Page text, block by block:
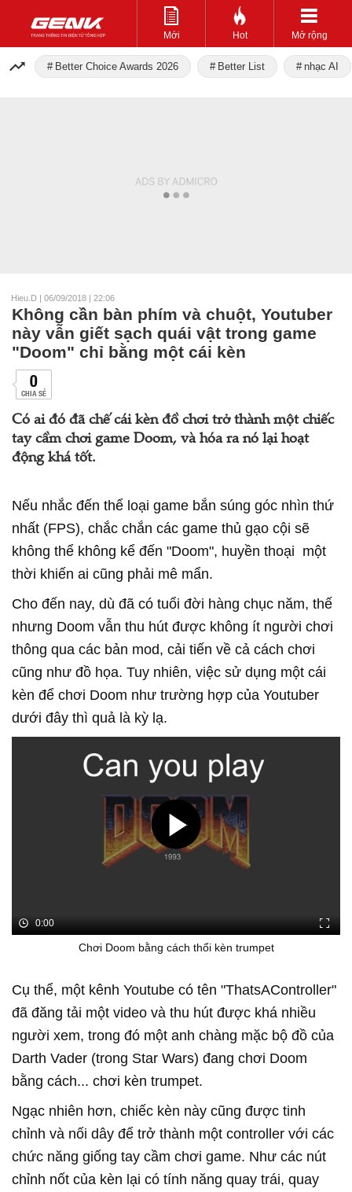
Mới Hot Mở rộng
Better Choice Awards 2026 Better List nhạc AI
Hieu.D | 06/09/2018 | 22:06
Không cần bàn phím và chuột, Youtuber
này vẫn giết sạch quái vật trong game
"Doom" chỉ bằng một cái kèn
0
CHIA SẺ
Có ai đó đã chế cái kèn đồ chơi trở thành một chiếc
tay cầm chơi game Doom, và hóa ra nó lại hoạt
động khá tốt.
Nếu nhắc đến thể loại game bắn súng góc nhìn thứ
nhất (FPS), chắc chắn các game thủ gạo cội sẽ
không thể không kể đến "Doom", huyền thoại một
thời khiến ai cũng phải mê mẩn.
Cho đến nay, dù đã có tuổi đời hàng chục năm, thế
nhưng Doom vẫn thu hút được không ít người chơi
thông qua các bản mod, cải tiến về cả cách chơi
cũng như đồ họa. Tuy nhiên, việc sử dụng một cái
kèn để chơi Doom như trường hợp của Youtuber
dưới đây thì quả là kỳ lạ.
0:00
Chơi Doom bằng cách thổi kèn trumpet
Cụ thể, một kênh Youtube có tên "ThatsAController"
đã đăng tải một video và thu hút được khá nhiều
người xem, trong đó một anh chàng mặc bộ đồ của
Darth Vader (trong Star Wars) đang chơi Doom
bằng cách... chơi kèn trumpet.
Ngạc nhiên hơn, chiếc kèn này cũng được tinh
chỉnh và nối dây để trở thành một controller với các
chức năng giống tay cầm chơi game. Như các nút
chỉnh nốt của kèn lại có tính năng quay trái, quay